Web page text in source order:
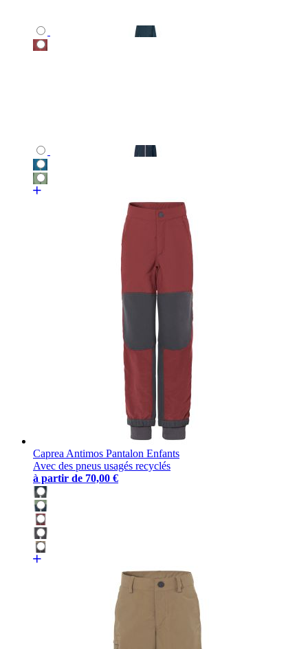
Caprea Antimos Pantalon Enfants
Avec des pneus usagés recyclés
à partir de 70,00 €